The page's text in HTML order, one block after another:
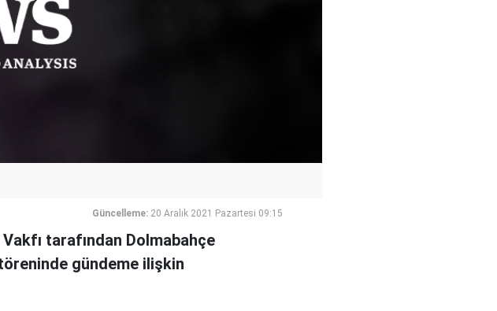
Güncelleme: 20 Aralık 2021 Pazartesi 09:15
tarafından Dolmabahçe
gündeme ilişkin